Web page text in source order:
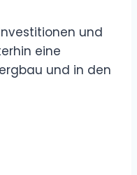
und
eine
und in den